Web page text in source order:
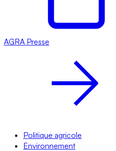
AGRA Presse
Politique agricole
Environnement